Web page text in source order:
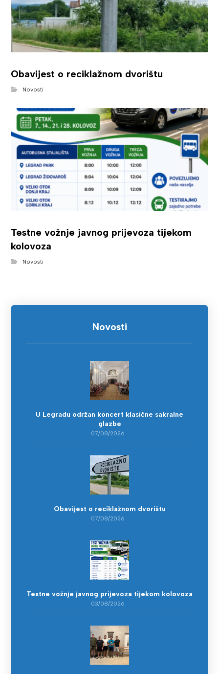
Obavijest o reciklažnom dvorištu
Novosti
Testne vožnje javnog prijevoza tijekom
kolovoza
Novosti
Novosti
U Legradu održan koncert klasične sakralne
glazbe
07/08/2026
Obavijest o reciklažnom dvorištu
07/08/2026
Testne vožnje javnog prijevoza tijekom kolovoza
03/08/2026